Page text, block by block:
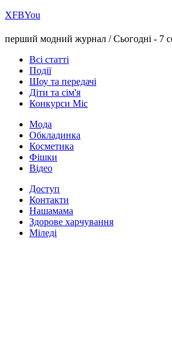
ХFBYou
перший модний журнал /Сьогодні - 7
Всі статті
Події
Шоу та передачі
Діти та сім'я
Конкурси Міс
Мода
Обкладинка
Косметика
Фішки
Відео
Доступ
Контакти
Нашамама
Здорове харчування
Міледі